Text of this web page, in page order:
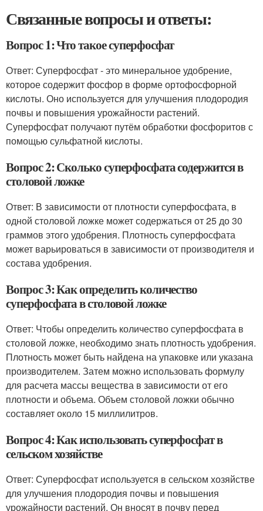
Связанные вопросы и ответы:
Вопрос 1: Что такое суперфосфат
Ответ: Суперфосфат - это минеральное удобрение,
которое содержит фосфор в форме ортофосфорной
кислоты. Оно используется для улучшения плодородия
почвы и повышения урожайности растений.
Суперфосфат получают путём обработки фосфоритов с
помощью сульфатной кислоты.
Вопрос 2: Сколько суперфосфата содержится в
столовой ложке
Ответ: В зависимости от плотности суперфосфата, в
одной столовой ложке может содержаться от 25 до 30
граммов этого удобрения. Плотность суперфосфата
может варьироваться в зависимости от производителя и
состава удобрения.
Вопрос 3: Как определить количество
суперфосфата в столовой ложке
Ответ: Чтобы определить количество суперфосфата в
столовой ложке, необходимо знать плотность удобрения.
Плотность может быть найдена на упаковке или указана
производителем. Затем можно использовать формулу
для расчета массы вещества в зависимости от его
плотности и объема. Объем столовой ложки обычно
составляет около 15 миллилитров.
Вопрос 4: Как использовать суперфосфат в
сельском хозяйстве
Ответ: Суперфосфат используется в сельском хозяйстве
для улучшения плодородия почвы и повышения
урожайности растений. Он вносят в почву перед